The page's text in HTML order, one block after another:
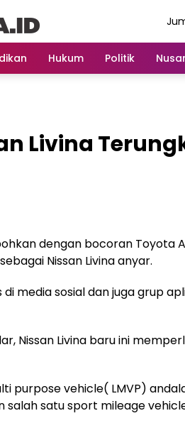
Hukum Politik
Livina
dengan bocoran Toyota
Nissan Livina anyar.
media sosial dan juga grup
Nissan Livina baru ini
purpose vehicle( LMVP)
salah satu sport mileage